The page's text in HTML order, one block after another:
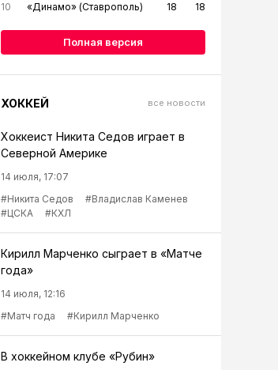
10
«Динамо» (Ставрополь) 18 18
Полная версия
ХОККЕЙ все новости
Хоккеист Никита Седов играет в
Северной Америке
14 июля, 17:07
#Никита Седов
#Владислав Каменев
#ЦСКА
#КХЛ
Кирилл Марченко сыграет в «Матче
года»
14 июля, 12:16
#Матч года
#Кирилл Марченко
В хоккейном клубе «Рубин»